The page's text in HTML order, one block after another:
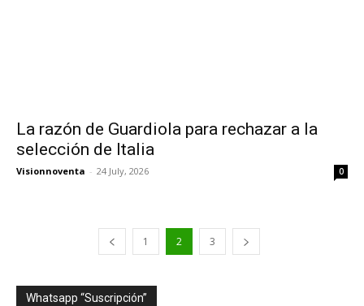
La razón de Guardiola para rechazar a la
selección de Italia
Visionnoventa - 24 July, 2026 0
1 2 3
Whatsapp “Suscripción”